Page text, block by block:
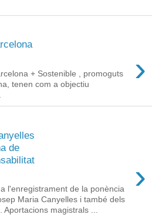
›
+ Sostenible , promoguts
tenen com a objectiu
de
›
l'enregistrament de la ponència
Maria Canyelles i també dels
Aportacions magistrals ...